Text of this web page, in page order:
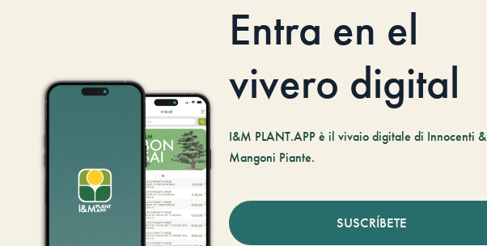
Entra en el
vivero digital
I&M PLANT.APP è il vivaio digitale di Innocenti &
Mangoni Piante.
SUSCRÍBETE